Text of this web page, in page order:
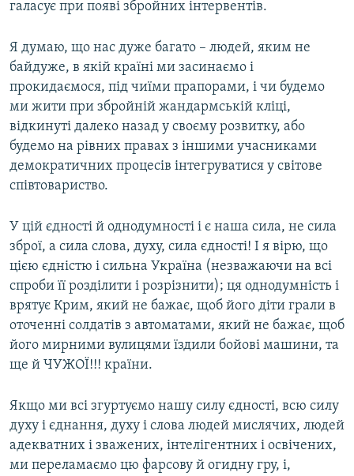
галасує при появі збройних інтервентів.
Я думаю, що нас дуже багато – людей, яким не
байдуже, в якій країні ми засинаємо і
прокидаємося, під чиїми прапорами, і чи будемо
ми жити при збройній жандармській кліці,
відкинуті далеко назад у своєму розвитку, або
будемо на рівних правах з іншими учасниками
демократичних процесів інтегруватися у світове
співтовариство.
У цій єдності й однодумності і є наша сила, не сила
зброї, а сила слова, духу, сила єдності! І я вірю, що
цією єдністю і сильна Україна (незважаючи на всі
спроби її розділити і розрізнити); ця однодумність і
врятує Крим, який не бажає, щоб його діти грали в
оточенні солдатів з автоматами, який не бажає, щоб
його мирними вулицями їздили бойові машини, та
ще й ЧУЖОЇ!!! країни.
Якщо ми всі згуртуємо нашу силу єдності, всю силу
духу і єднання, духу і слова людей мислячих, людей
адекватних і зважених, інтелігентних і освічених,
ми переламаємо цю фарсову й огидну гру, і,